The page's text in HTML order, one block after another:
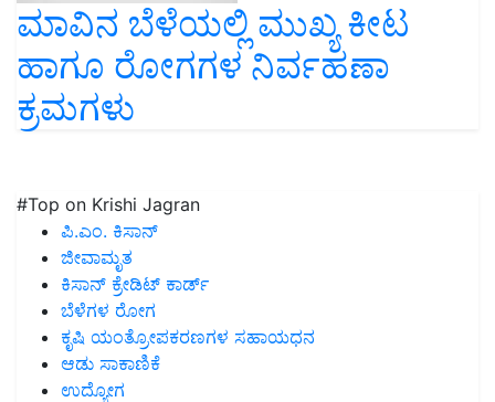
ಮಾವಿನ ಬೆಳೆಯಲ್ಲಿ ಮುಖ್ಯ ಕೀಟ
ಹಾಗೂ ರೋಗಗಳ ನಿರ್ವಹಣಾ
ಕ್ರಮಗಳು
#Top on Krishi Jagran
ಪಿ.ಎಂ. ಕಿಸಾನ್
ಜೀವಾಮೃತ
ಕಿಸಾನ್ ಕ್ರೇಡಿಟ್ ಕಾರ್ಡ್
ಬೆಳೆಗಳ ರೋಗ
ಕೃಷಿ ಯಂತ್ರೋಪಕರಣಗಳ ಸಹಾಯಧನ
ಆಡು ಸಾಕಾಣಿಕೆ
ಉದ್ಯೋಗ